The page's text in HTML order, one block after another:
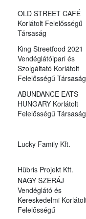
OLD STREET CAFÉ
Korlátolt Felelősségű
Társaság
King Streetfood 2021
Vendéglátóipari és
Szolgáltató Korlátolt
Felelősségű Társaság
ABUNDANCE EATS
HUNGARY Korlátolt
Felelősségű Társaság
Lucky Family Kft.
Hübris Projekt Kft.
NAGY SZERÁJ
Vendéglátó és
Kereskedelmi
Felelősségű